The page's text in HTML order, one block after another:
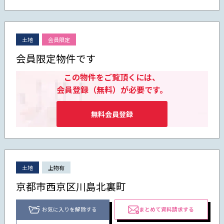
土地 会員限定
会員限定物件です
この物件をご覧頂くには、
会員登録（無料）が必要です。
無料会員登録
土地 上物有
京都市西京区川島北裏町
お気に入りを解除する まとめて資料請求する